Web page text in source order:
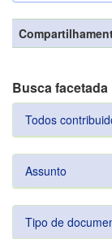
Busca facetada
Todos
Assunto
Tipo de